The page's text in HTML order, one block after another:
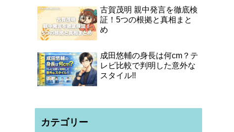
古賀茂明 親中発言を徹底検
証！5つの根拠と真相まと
め
成田悠輔の身長は何cm？テ
レビ比較で判明した意外な
スタイル!!
カテゴリー